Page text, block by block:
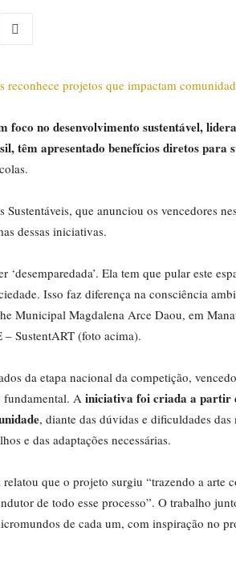
foco no desenvolvimento sustentável,
têm apresentado benefícios diretos para
Sustentáveis, que anunciou os vencedores
dessas iniciativas.
‘desemparedada’. Ela tem que pular este
Isso faz diferença na consciência
Municipal Magdalena Arce Daou, em
SustentART (foto acima).
da etapa nacional da competição,
fundamental. A iniciativa foi criada a partir
, diante das dúvidas e dificuldades
e das adaptações necessárias.
que o projeto surgiu “trazendo a arte
de todo esse processo”. O trabalho
de cada um, com inspiração no